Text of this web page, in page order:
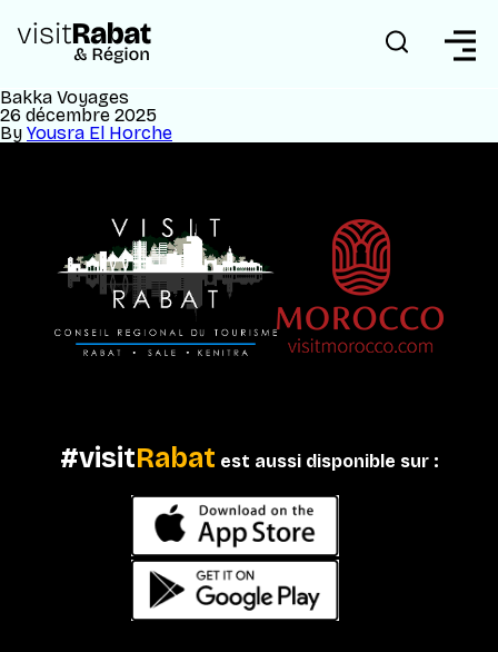
Bakka Voyages
26 décembre 2025
By Yousra El Horche
#visitRabat est aussi disponible sur :